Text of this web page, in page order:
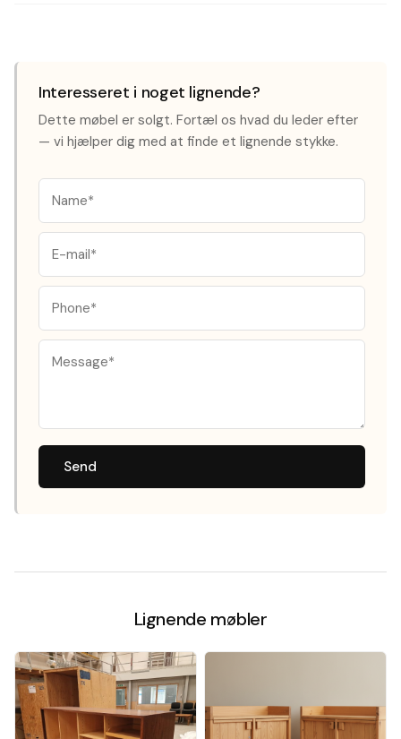
Interesseret i noget lignende?
Dette møbel er solgt. Fortæl os hvad du leder efter
— vi hjælper dig med at finde et lignende stykke.
Send
Lignende møbler